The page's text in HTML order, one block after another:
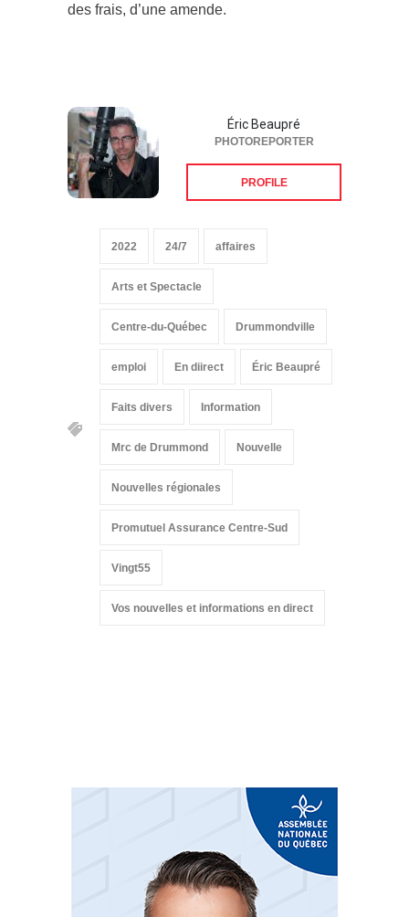
des frais, d’une amende.
Éric Beaupré
PHOTOREPORTER
PROFILE
2022 24/7 affaires
Arts et Spectacle
Centre-du-Québec Drummondville
emploi En diirect Éric Beaupré
Faits divers Information
Mrc de Drummond Nouvelle
Nouvelles régionales
Promutuel Assurance Centre-Sud
Vingt55
Vos nouvelles et informations en direct